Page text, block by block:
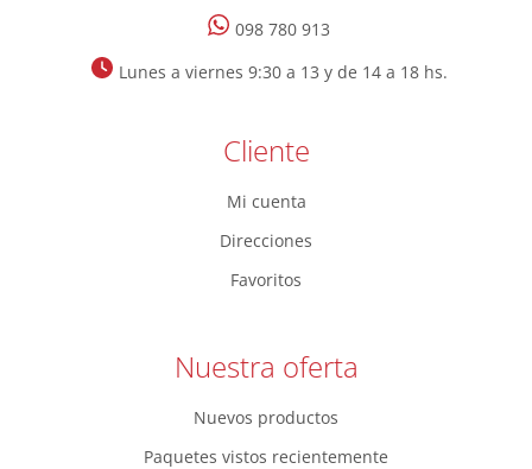
098 780 913
Lunes a viernes 9:30 a 13 y de 14 a 18 hs.
Cliente
Mi cuenta
Direcciones
Favoritos
Nuestra oferta
Nuevos productos
Paquetes vistos recientemente